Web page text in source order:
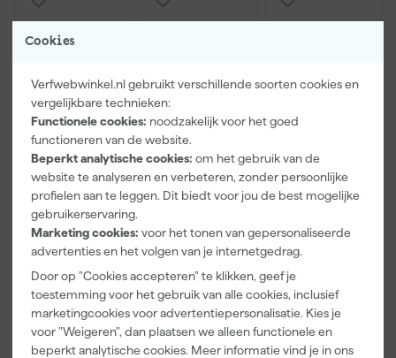
Cookies
Verfwebwinkel.nl gebruikt verschillende soorten cookies en
vergelijkbare technieken:
Functionele cookies: noodzakelijk voor het goed
functioneren van de website.
Beperkt analytische cookies: om het gebruik van de
website te analyseren en verbeteren, zonder persoonlijke
profielen aan te leggen. Dit biedt voor jou de best mogelijke
gebruikerservaring.
Marketing cookies: voor het tonen van gepersonaliseerde
advertenties en het volgen van je internetgedrag.
Door op "Cookies accepteren" te klikken, geef je
toestemming voor het gebruik van alle cookies, inclusief
marketingcookies voor advertentiepersonalisatie. Kies je
voor "Weigeren", dan plaatsen we alleen functionele en
beperkt analytische cookies. Meer informatie vind je in ons
Paintura
Lucamax
Washi tape -
50mx24mm
Maandag
bezorgd
Adviesprijs 6,00
3,99
incl. BTW
Farrow & Ball
F&B
Kleurenwaaie
Maandag
bezorgd
22,00
incl. BTW
Go!Paint Roll
And Go
Verfbak -
0,5L + 5
Inzetbakken
Maandag
bezorgd
3,99
incl. BTW